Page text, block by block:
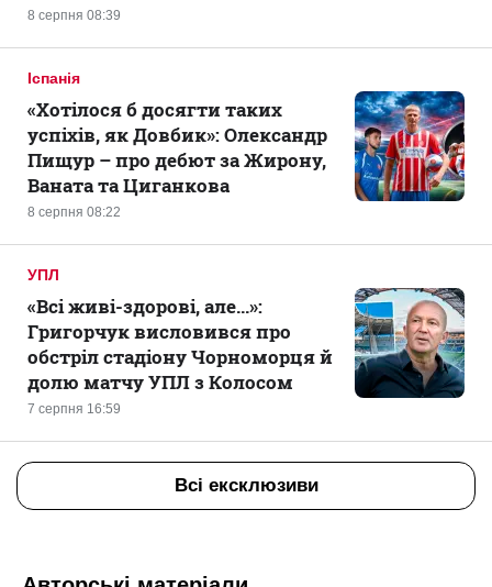
8 серпня 08:39
Іспанія
8 серпня 08:22
«Хотілося б досягти таких
успіхів, як Довбик»: Олександр
Пищур – про дебют за Жирону,
Ваната та Циганкова
УПЛ
7 серпня 16:59
«Всі живі-здорові, але...»:
Григорчук висловився про
обстріл стадіону Чорноморця й
долю матчу УПЛ з Колосом
Всі ексклюзиви